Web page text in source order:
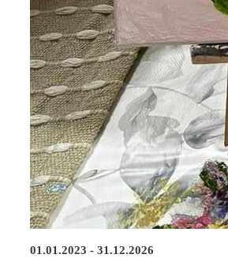
01.01.2023 - 31.12.2026